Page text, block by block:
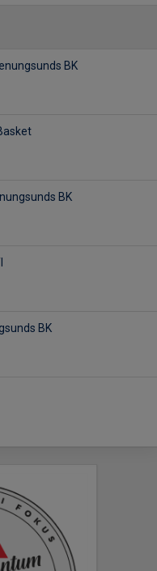
BK
BK
BK